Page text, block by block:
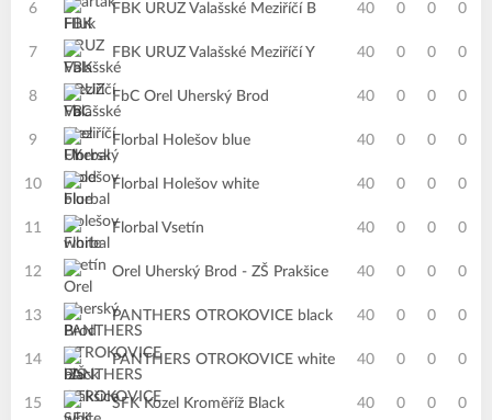
6 FBK URUZ Valašské Meziříčí B 40 0 0 0
7 FBK URUZ Valašské Meziříčí Y 40 0 0 0
8 FbC Orel Uherský Brod 40 0 0 0
9 Florbal Holešov blue 40 0 0 0
10 Florbal Holešov white 40 0 0 0
11 Florbal Vsetín 40 0 0 0
12 Orel Uherský Brod - ZŠ Prakšice 40 0 0 0
13 PANTHERS OTROKOVICE black 40 0 0 0
14 PANTHERS OTROKOVICE white 40 0 0 0
15 SFK Kozel Kroměříž Black 40 0 0 0